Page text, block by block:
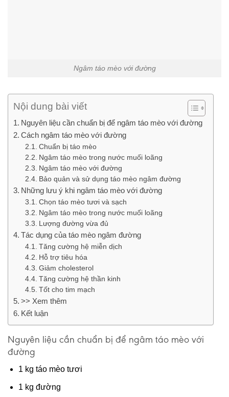
Ngâm táo mèo với đường
Nội dung bài viết
Nguyên liệu cần chuẩn bị để ngâm táo mèo với đường
Cách ngâm táo mèo với đường
Chuẩn bị táo mèo
Ngâm táo mèo trong nước muối loãng
Ngâm táo mèo với đường
Bảo quản và sử dụng táo mèo ngâm đường
Những lưu ý khi ngâm táo mèo với đường
Chọn táo mèo tươi và sạch
Ngâm táo mèo trong nước muối loãng
Lượng đường vừa đủ
Tác dụng của táo mèo ngâm đường
Tăng cường hệ miễn dịch
Hỗ trợ tiêu hóa
Giảm cholesterol
Tăng cường hệ thần kinh
Tốt cho tim mạch
>> Xem thêm
Kết luận
Nguyên liệu cần chuẩn bị để ngâm táo mèo với
đường
1 kg táo mèo tươi
1 kg đường